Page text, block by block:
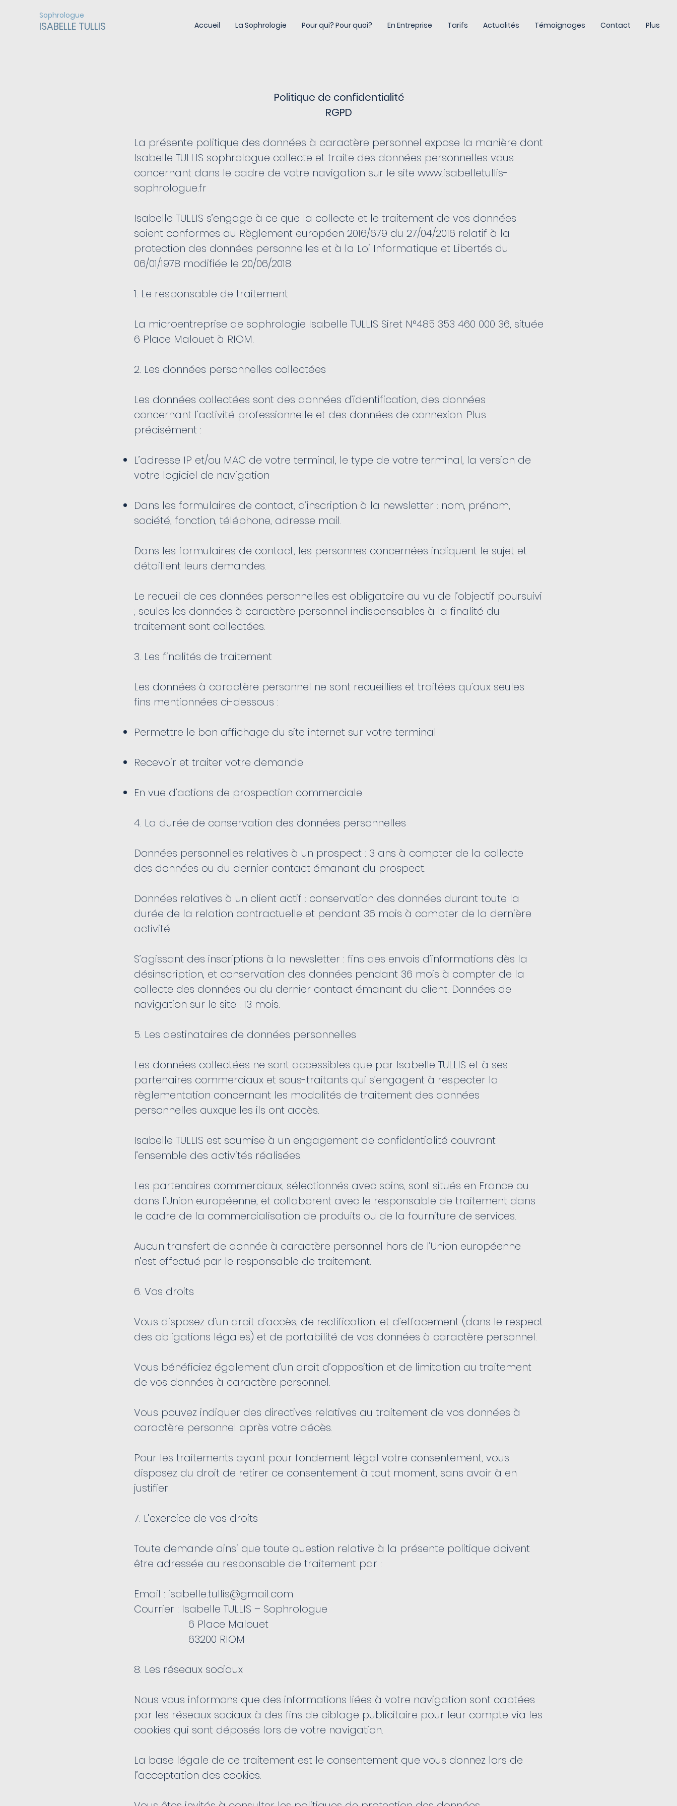
Sophrologue
ISABELLE TULLIS Accueil La Sophrologie Pour qui? Pour quoi? En Entreprise Tarifs Actualités Témoignages Contact Plus
Politique de confidentialité
RGPD
La présente politique des données à caractère personnel expose la manière dont
Isabelle TULLIS sophrologue collecte et traite des données personnelles vous
concernant dans le cadre de votre navigation sur le site www.isabelletullis-
sophrologue.fr
Isabelle TULLIS s’engage à ce que la collecte et le traitement de vos données
soient conformes au Règlement européen 2016/679 du 27/04/2016 relatif à la
protection des données personnelles et à la Loi Informatique et Libertés du
06/01/1978 modifiée le 20/06/2018.
1. Le responsable de traitement
La microentreprise de sophrologie Isabelle TULLIS Siret N°485 353 460 000 36, située
6 Place Malouet à RIOM.
2. Les données personnelles collectées
Les données collectées sont des données d’identification, des données
concernant l’activité professionnelle et des données de connexion. Plus
précisément :
L’adresse IP et/ou MAC de votre terminal, le type de votre terminal, la version de
votre logiciel de navigation
Dans les formulaires de contact, d’inscription à la newsletter : nom, prénom,
société, fonction, téléphone, adresse mail.
Dans les formulaires de contact, les personnes concernées indiquent le sujet et
détaillent leurs demandes.
Le recueil de ces données personnelles est obligatoire au vu de l’objectif poursuivi
; seules les données à caractère personnel indispensables à la finalité du
traitement sont collectées.
3. Les finalités de traitement
Les données à caractère personnel ne sont recueillies et traitées qu’aux seules
fins mentionnées ci-dessous :
Permettre le bon affichage du site internet sur votre terminal
Recevoir et traiter votre demande
En vue d’actions de prospection commerciale.
4. La durée de conservation des données personnelles
Données personnelles relatives à un prospect : 3 ans à compter de la collecte
des données ou du dernier contact émanant du prospect.
Données relatives à un client actif : conservation des données durant toute la
durée de la relation contractuelle et pendant 36 mois à compter de la dernière
activité.
S’agissant des inscriptions à la newsletter : fins des envois d’informations dès la
désinscription, et conservation des données pendant 36 mois à compter de la
collecte des données ou du dernier contact émanant du client. Données de
navigation sur le site : 13 mois.
5. Les destinataires de données personnelles
Les données collectées ne sont accessibles que par Isabelle TULLIS et à ses
partenaires commerciaux et sous-traitants qui s’engagent à respecter la
règlementation concernant les modalités de traitement des données
personnelles auxquelles ils ont accès.
Isabelle TULLIS est soumise à un engagement de confidentialité couvrant
l’ensemble des activités réalisées.
Les partenaires commerciaux, sélectionnés avec soins, sont situés en France ou
dans l’Union européenne, et collaborent avec le responsable de traitement dans
le cadre de la commercialisation de produits ou de la fourniture de services.
Aucun transfert de donnée à caractère personnel hors de l’Union européenne
n’est effectué par le responsable de traitement.
6. Vos droits
Vous disposez d’un droit d’accès, de rectification, et d’effacement (dans le respect
des obligations légales) et de portabilité de vos données à caractère personnel.
Vous bénéficiez également d’un droit d’opposition et de limitation au traitement
de vos données à caractère personnel.
Vous pouvez indiquer des directives relatives au traitement de vos données à
caractère personnel après votre décès.
Pour les traitements ayant pour fondement légal votre consentement, vous
disposez du droit de retirer ce consentement à tout moment, sans avoir à en
justifier.
7. L’exercice de vos droits
Toute demande ainsi que toute question relative à la présente politique doivent
être adressée au responsable de traitement par :
Email : isabelle.tullis@gmail.com
Courrier : Isabelle TULLIS – Sophrologue
6 Place Malouet
63200 RIOM
8. Les réseaux sociaux
Nous vous informons que des informations liées à votre navigation sont captées
par les réseaux sociaux à des fins de ciblage publicitaire pour leur compte via les
cookies qui sont déposés lors de votre navigation.
La base légale de ce traitement est le consentement que vous donnez lors de
l’acceptation des cookies.